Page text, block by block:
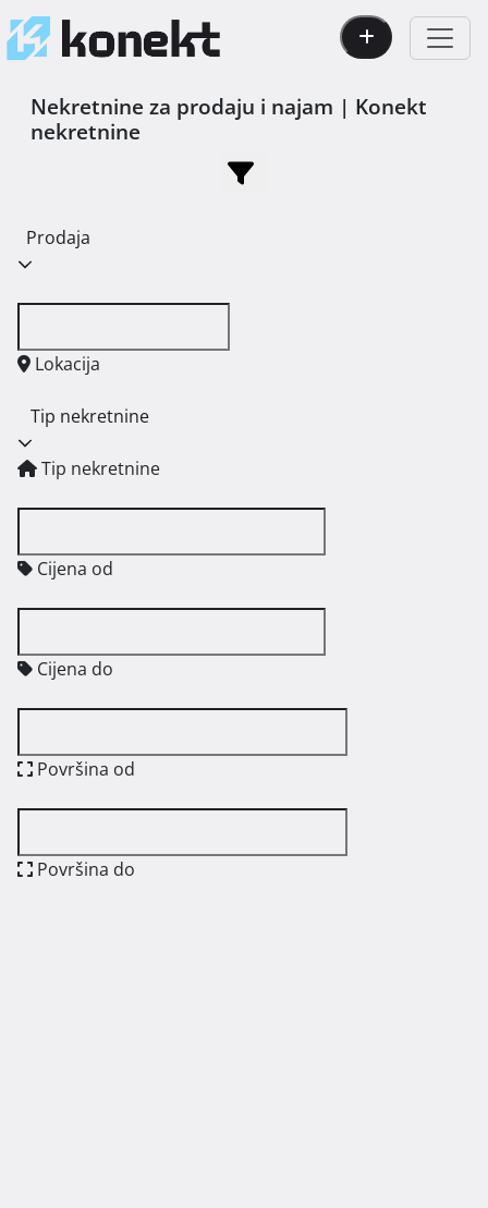
Nekretnine za prodaju i najam | Konekt
nekretnine
Prodaja
Lokacija
Tip nekretnine
Tip nekretnine
Cijena od
Cijena do
Površina od
Površina do